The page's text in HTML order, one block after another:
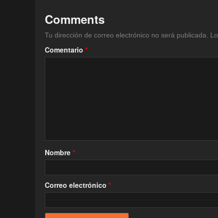
Comments
Tu dirección de correo electrónico no será publicada.
Comentario *
Nombre *
Correo electrónico *